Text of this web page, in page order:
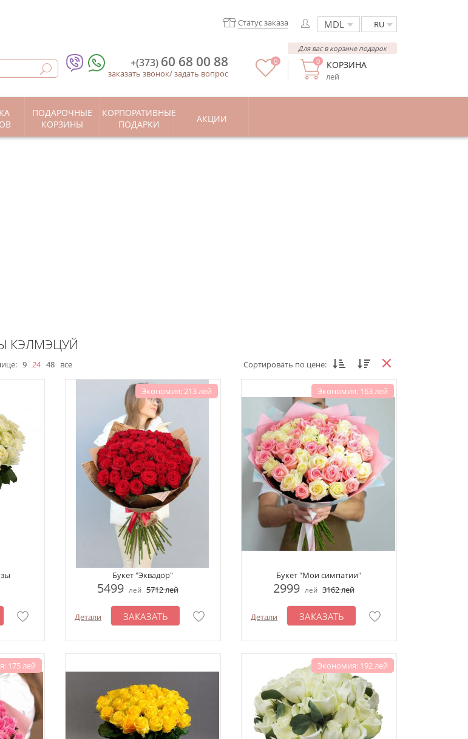
RU
Статус заказа
КОРЗИНА
лей
0
Для вас в корзине подарок
0
+(373) 60 68 00 88
заказать звонок/задать вопрос
ПОДАРОЧНЫЕ
КОРЗИНЫ
КОРПОРАТИВНЫЕ
ПОДАРКИ
АКЦИИ
КЭЛМЭЦУЙ
9 24 48 все Сортировать по цене:
Экономия: 213 лей
Букет "Эквадор"
5499 лей 5712лей
Детали ЗАКАЗАТЬ
Экономия: 163 лей
Букет "Мои симпатии"
2999 лей 3162лей
Детали ЗАКАЗАТЬ
175 лей Экономия: 192 лей